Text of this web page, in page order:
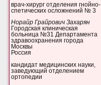
врач-хирург отделения гнойно-
спетических осложнений № 3
Норайр Грайрович Захарян
Городская клиническая
больница №31 Департамента
здравоохранения города
Москвы
Россия
кандидат медицинских науки,
заведующий отделением
ортопедии